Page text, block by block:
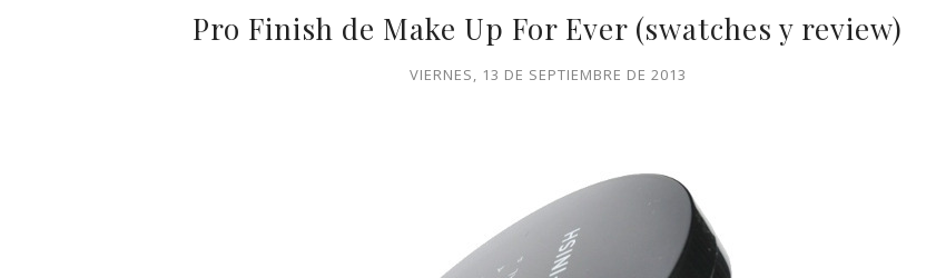
Pro Finish de Make Up For Ever (swatches y review)
VIERNES, 13 DE SEPTIEMBRE DE 2013